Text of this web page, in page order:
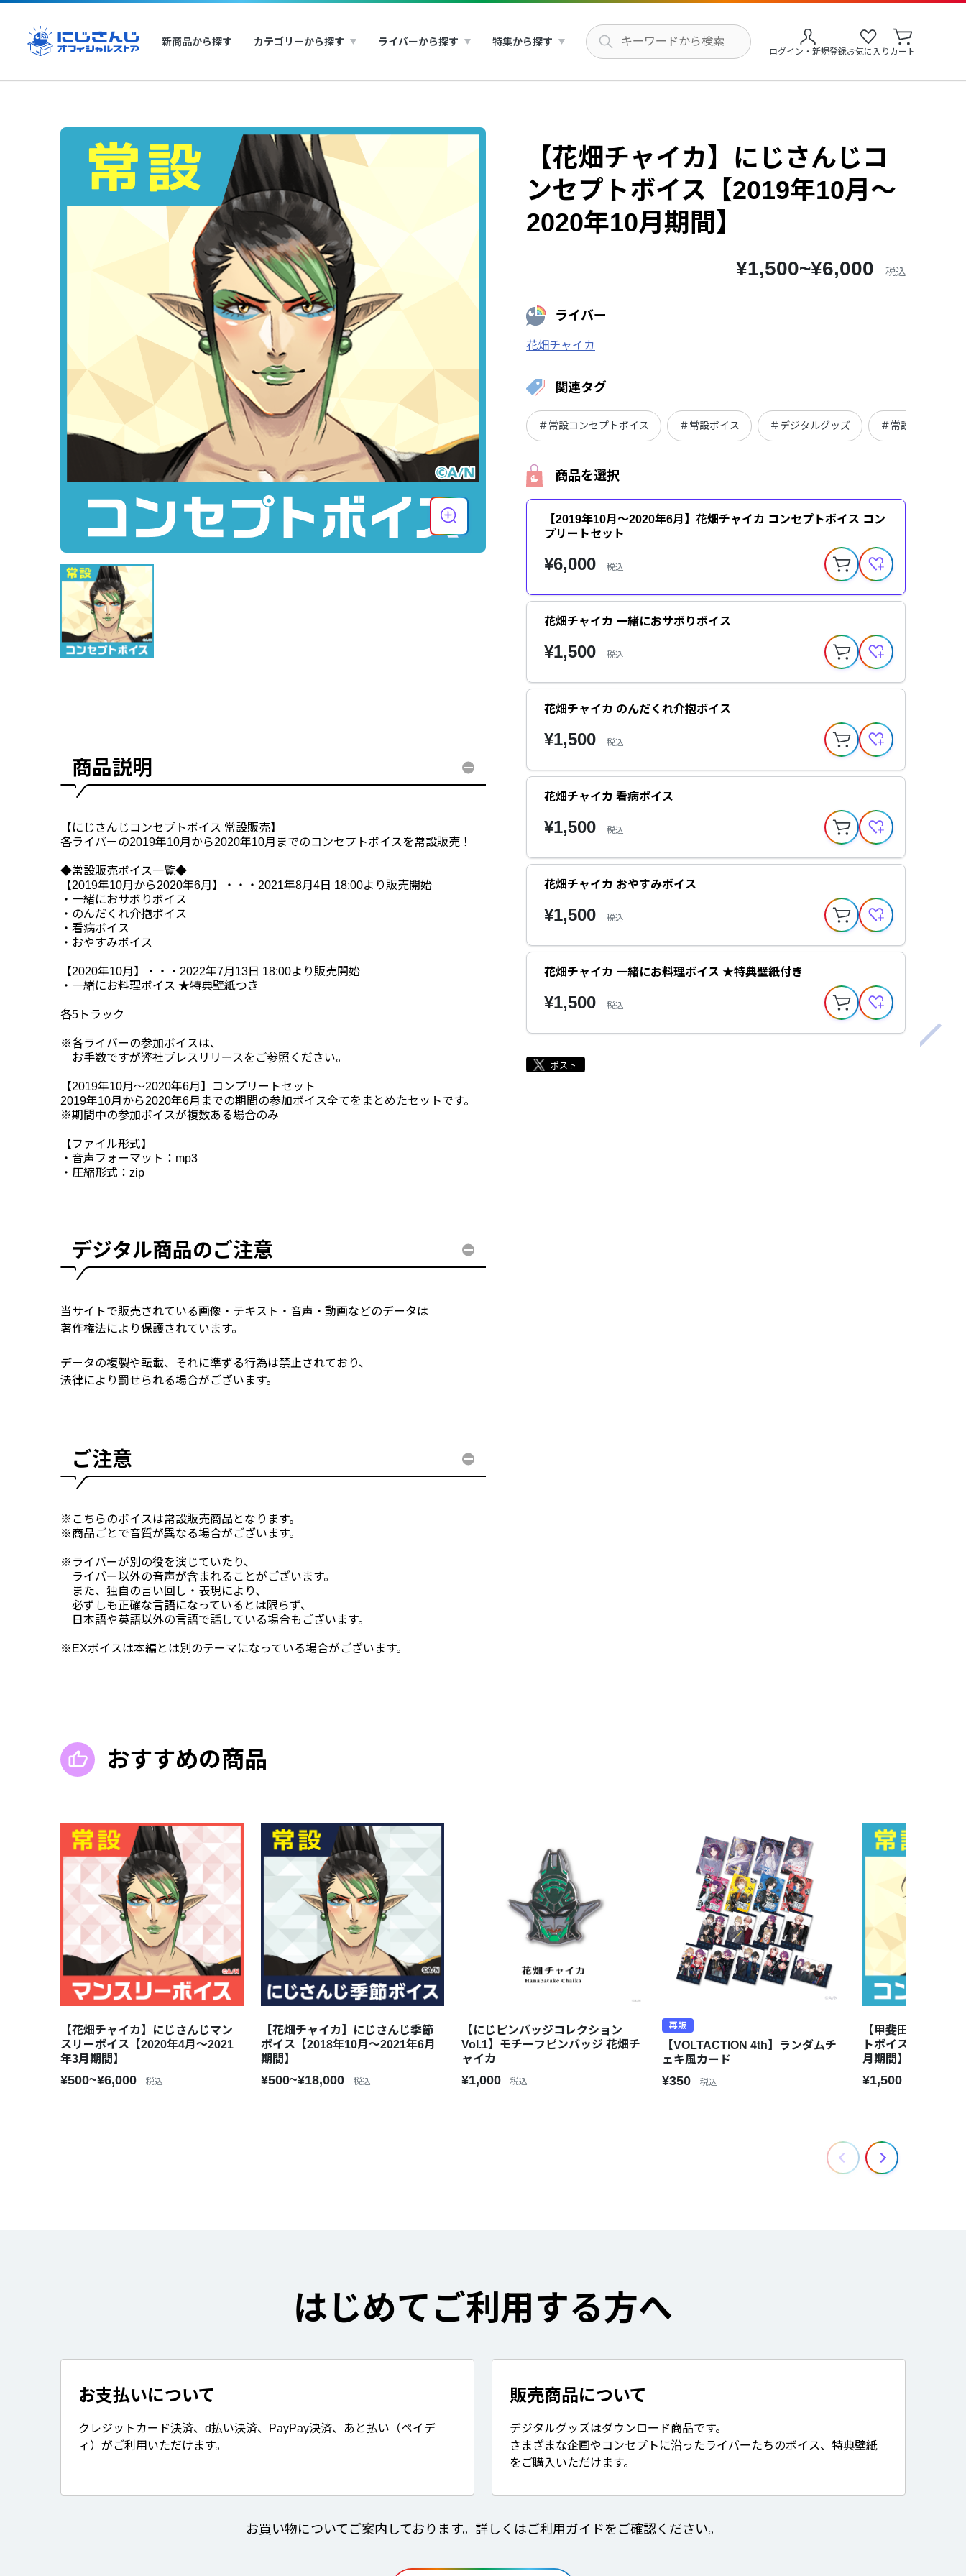
新商品から探す カテゴリーから探す ライバーから探す 特集から探す
ログイン・新規登録お気に入り カート
【花畑チャイカ】にじさんじコ
ンセプトボイス【2019年10月～
2020年10月期間】
¥1,500~¥6,000 税込
ライバー
花畑チャイカ
関連タグ
＃常設コンセプトボイス ＃常設ボイス ＃デジタルグッズ ＃常設コンセプト
商品を選択
【2019年10月～2020年6月】花畑チャイカ コンセプトボイス コン
プリートセット
¥6,000 税込
花畑チャイカ 一緒におサボりボイス
¥1,500 税込
花畑チャイカ のんだくれ介抱ボイス
¥1,500 税込
花畑チャイカ 看病ボイス
¥1,500 税込
花畑チャイカ おやすみボイス
¥1,500 税込
花畑チャイカ 一緒にお料理ボイス ★特典壁紙付き
¥1,500 税込
商品説明
【にじさんじコンセプトボイス 常設販売】
各ライバーの2019年10月から2020年10月までのコンセプトボイスを常設販売！
◆常設販売ボイス一覧◆
【2019年10月から2020年6月】・・・2021年8月4日 18:00より販売開始
・一緒におサボりボイス
・のんだくれ介抱ボイス
・看病ボイス
・おやすみボイス
【2020年10月】・・・2022年7月13日 18:00より販売開始
・一緒にお料理ボイス ★特典壁紙つき
各5トラック
※各ライバーの参加ボイスは、
お手数ですが弊社プレスリリースをご参照ください。
【2019年10月～2020年6月】コンプリートセット
2019年10月から2020年6月までの期間の参加ボイス全てをまとめたセットです。
※期間中の参加ボイスが複数ある場合のみ
【ファイル形式】
・音声フォーマット：mp3
・圧縮形式：zip
デジタル商品のご注意
当サイトで販売されている画像・テキスト・音声・動画などのデータは
著作権法により保護されています。
データの複製や転載、それに準ずる行為は禁止されており、
法律により罰せられる場合がございます。
ご注意
※こちらのボイスは常設販売商品となります。
※商品ごとで音質が異なる場合がございます。
※ライバーが別の役を演じていたり、
ライバー以外の音声が含まれることがございます。
また、独自の言い回し・表現により、
必ずしも正確な言語になっているとは限らず、
日本語や英語以外の言語で話している場合もございます。
※EXボイスは本編とは別のテーマになっている場合がございます。
おすすめの商品
【花畑チャイカ】にじさんじマン
スリーボイス【2020年4月～2021
年3月期間】
¥500~¥6,000 税込
【花畑チャイカ】にじさんじ季節
ボイス【2018年10月～2021年6月
期間】
¥500~¥18,000 税込
【にじピンバッジコレクション
Vol.1】モチーフピンバッジ 花畑チ
ャイカ
¥1,000 税込
再販
【VOLTACTION 4th】ランダムチ
ェキ風カード
¥350 税込
【甲斐田晴】にじ
トボイス【2019年
月期間】
¥1,500
はじめてご利用する方へ
お支払いについて
クレジットカード決済、d払い決済、PayPay決済、あと払い（ペイデ
ィ）がご利用いただけます。
販売商品について
デジタルグッズはダウンロード商品です。
さまざまな企画やコンセプトに沿ったライバーたちのボイス、特典壁紙
をご購入いただけます。
お買い物についてご案内しております。詳しくはご利用ガイドをご確認ください。